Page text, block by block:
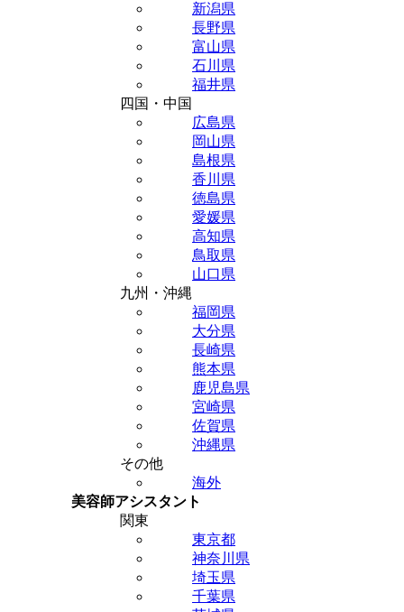
新潟県
長野県
富山県
石川県
福井県
四国・中国
広島県
岡山県
島根県
香川県
徳島県
愛媛県
高知県
鳥取県
山口県
九州・沖縄
福岡県
大分県
長崎県
熊本県
鹿児島県
宮崎県
佐賀県
沖縄県
その他
海外
美容師アシスタント
関東
東京都
神奈川県
埼玉県
千葉県